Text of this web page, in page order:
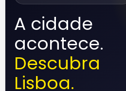
A cidade
acontece.
Descubra
Lisboa.